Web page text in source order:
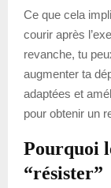
Ce que cela
courir après
revanche, tu
augmenter ta
adaptées et
pour obtenir un
Pourquoi
“résister”